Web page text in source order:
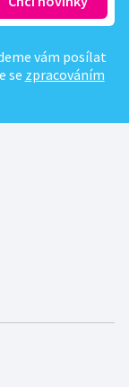
vám posílat
se zpracováním